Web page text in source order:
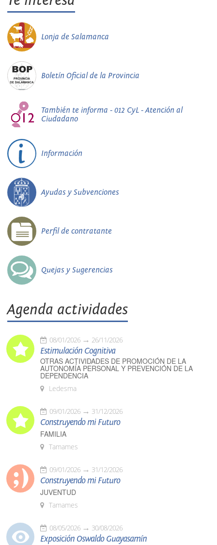
Lonja de Salamanca
Boletín Oficial de la Provincia
También te informa - 012 CyL - Atención al
Ciudadano
Información
Ayudas y Subvenciones
Perfil de contratante
Quejas y Sugerencias
Agenda actividades
08/01/2026 26/11/2026
Estimulación Cognitiva
OTRAS ACTIVIDADES DE PROMOCIÓN DE LA
AUTONOMÍA PERSONAL Y PREVENCIÓN DE LA
DEPENDENCIA
Ledesma
09/01/2026 31/12/2026
Construyendo mi Futuro
FAMILIA
Tamames
09/01/2026 31/12/2026
Construyendo mi Futuro
JUVENTUD
Tamames
08/05/2026 30/08/2026
Exposición Oswaldo Guayasamín